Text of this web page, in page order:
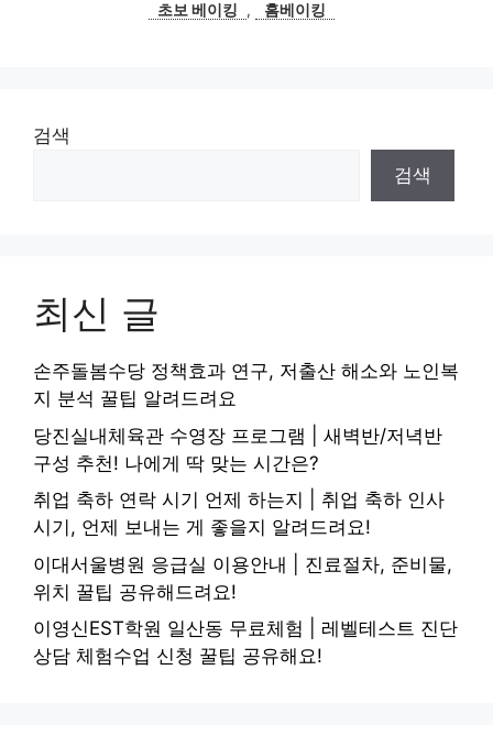
초보 베이킹
, 홈베이킹
검색
검색
최신 글
손주돌봄수당 정책효과 연구, 저출산 해소와 노인복
지 분석 꿀팁 알려드려요
당진실내체육관 수영장 프로그램 | 새벽반/저녁반
구성 추천! 나에게 딱 맞는 시간은?
취업 축하 연락 시기 언제 하는지 | 취업 축하 인사
시기, 언제 보내는 게 좋을지 알려드려요!
이대서울병원 응급실 이용안내 | 진료절차, 준비물,
위치 꿀팁 공유해드려요!
이영신EST학원 일산동 무료체험 | 레벨테스트 진단
상담 체험수업 신청 꿀팁 공유해요!